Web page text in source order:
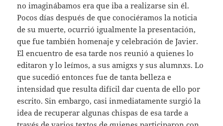
no imaginábamos era que iba a realizarse sin él.
Pocos días después de que conociéramos la noticia
de su muerte, ocurrió igualmente la presentación,
que fue también homenaje y celebración de Javier.
El encuentro de esa tarde nos reunió a quienes lo
editaron y lo leímos, a sus amigxs y sus alumnxs. Lo
que sucedió entonces fue de tanta belleza e
intensidad que resulta difícil dar cuenta de ello por
escrito. Sin embargo, casi inmediatamente surgió la
idea de recuperar algunas chispas de esa tarde a